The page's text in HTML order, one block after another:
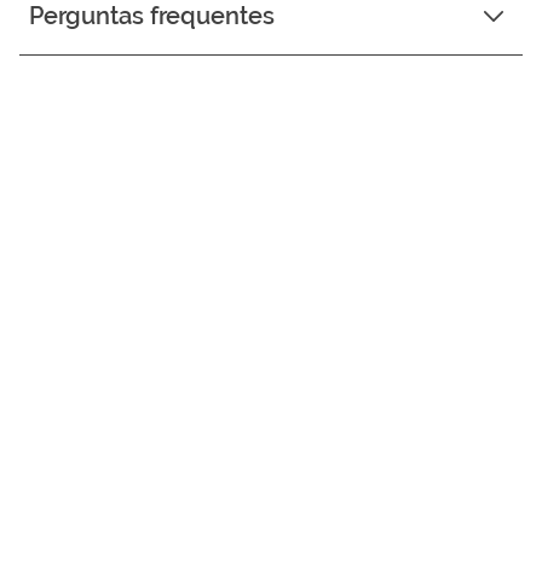
Perguntas frequentes